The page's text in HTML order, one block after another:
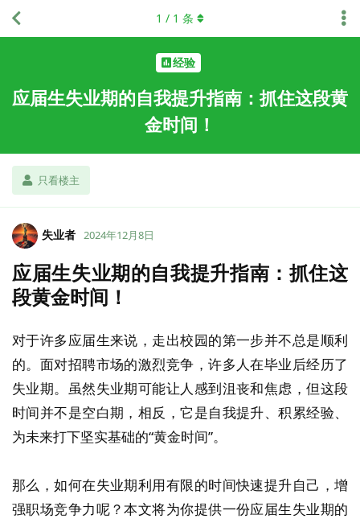
经验
应届生失业期的自我提升指南：抓住这段黄
金时间！
只看楼主
1 / 1 条
失业者 2024年12月8日
应届生失业期的自我提升指南：抓住这
段黄金时间！
对于许多应届生来说，走出校园的第一步并不总是顺利
的。面对招聘市场的激烈竞争，许多人在毕业后经历了
失业期。虽然失业期可能让人感到沮丧和焦虑，但这段
时间并不是空白期，相反，它是自我提升、积累经验、
为未来打下坚实基础的“黄金时间”。
那么，如何在失业期利用有限的时间快速提升自己，增
强职场竞争力呢？本文将为你提供一份应届生失业期的